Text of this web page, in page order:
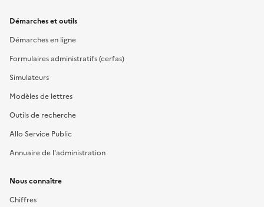
Démarches et outils
Démarches en ligne
Formulaires administratifs (cerfas)
Simulateurs
Modèles de lettres
Outils de recherche
Allo Service Public
Annuaire de l'administration
Nous connaître
Chiffres